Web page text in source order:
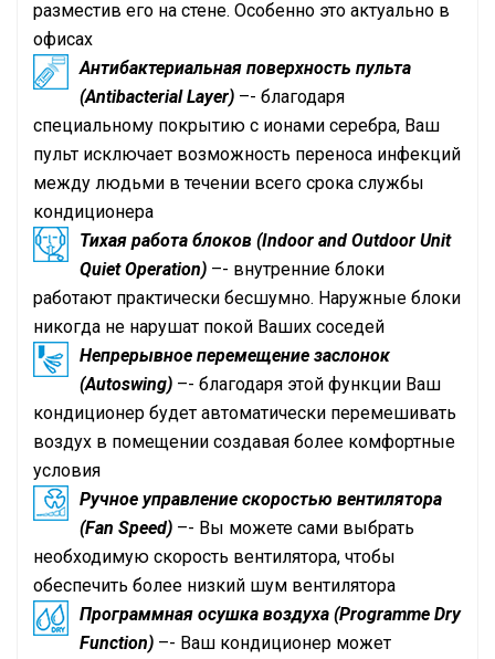
разместив его на стене. Особенно это актуально в
офисах
Антибактериальная поверхность пульта
(Antibacterial Layer) –- благодаря
специальному покрытию с ионами серебра, Ваш
пульт исключает возможность переноса инфекций
между людьми в течении всего срока службы
кондиционера
Тихая работа блоков (Indoor and Outdoor Unit
Quiet Operation) –- внутренние блоки
работают практически бесшумно. Наружные блоки
никогда не нарушат покой Ваших соседей
Непрерывное перемещение заслонок
(Autoswing) –- благодаря этой функции Ваш
кондиционер будет автоматически перемешивать
воздух в помещении создавая более комфортные
условия
Ручное управление скоростью вентилятора
(Fan Speed) –- Вы можете сами выбрать
необходимую скорость вентилятора, чтобы
обеспечить более низкий шум вентилятора
Программная осушка воздуха (Programme Dry
Function) –- Ваш кондиционер может